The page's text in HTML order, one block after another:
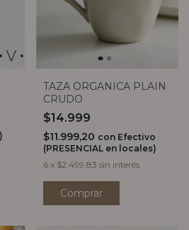
TAZA ORGANICA PLAIN
CRUDO
$14.999
$11.999,20 con Efectivo
(PRESENCIAL en locales)
6 x $2.499,83 sin interés